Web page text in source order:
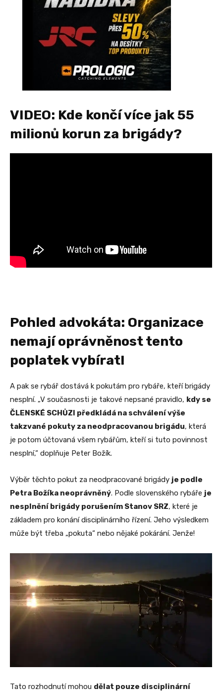
VIDEO: Kde končí více jak 55
milionů korun za brigády?
Pohled advokáta: Organizace
nemají oprávněnost tento
poplatek vybírat!
A pak se rybář dostává k pokutám pro rybáře, kteří brigády
nesplní. „V současnosti je takové nepsané pravidlo, kdy se
ČLENSKÉ SCHŮZI předkládá na schválení výše
takzvané pokuty za neodpracovanou brigádu, která
je potom účtovaná všem rybářům, kteří si tuto povinnost
nesplní,“ doplňuje Peter Božík.
Výběr těchto pokut za neodpracované brigády je podle
Petra Božíka neoprávněný. Podle slovenského rybáře je
nesplnění brigády porušením Stanov SRZ, které je
základem pro konání disciplinárního řízení. Jeho výsledkem
může být třeba „pokuta“ nebo nějaké pokárání. Jenže!
Tato rozhodnutí mohou dělat pouze disciplinární